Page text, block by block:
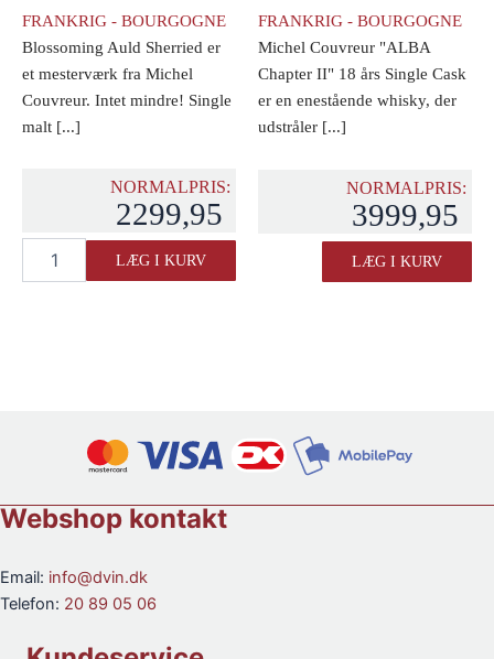
FRANKRIG - BOURGOGNE
Blossoming Auld Sherried er
et mesterværk fra Michel
Couvreur. Intet mindre! Single
malt [...]
NORMALPRIS:
2299,95
Couvreur
LÆG I KURV
FRANKRIG - BOURGOGNE
Michel Couvreur "ALBA
Chapter II" 18 års Single Cask
er en enestående whisky, der
udstråler [...]
NORMALPRIS:
3999,95
2002
antal
LÆG I KURV
Webshop kontakt
Email: info@dvin.dk
Telefon: 20 89 05 06